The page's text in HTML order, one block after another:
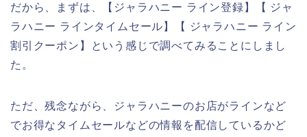
だから、まずは、【ジャラハニー ライン登録】【 ジャ
ラハニー ラインタイムセール】【 ジャラハニー ライン
割引クーポン】という感じで調べてみることにしまし
た。
ただ、残念ながら、ジャラハニーのお店がラインなど
でお得なタイムセールなどの情報を配信しているかど